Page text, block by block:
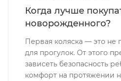
Когда лучше
новорожденного?
Первая коляска — это не
для прогулок. От этого
зависеть безопасность
комфорт на протяжении